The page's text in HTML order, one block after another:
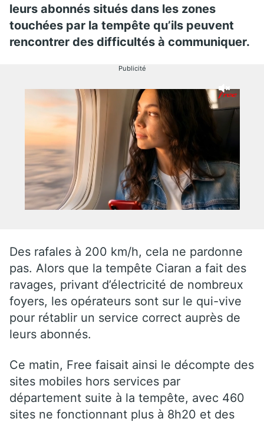
leurs abonnés situés dans les zones
touchées par la tempête qu’ils peuvent
rencontrer des difficultés à communiquer.
Publicité
Des rafales à 200 km/h, cela ne pardonne
pas. Alors que la tempête Ciaran a fait des
ravages, privant d’électricité de nombreux
foyers, les opérateurs sont sur le qui-vive
pour rétablir un service correct auprès de
leurs abonnés.
Ce matin, Free faisait ainsi le décompte des
sites mobiles hors services par
département suite à la tempête, avec 460
sites ne fonctionnant plus à 8h20 et des